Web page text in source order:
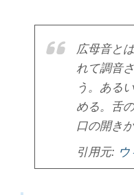
広母音と
れて調音
う。ある
める。舌
口の開き
引用元: